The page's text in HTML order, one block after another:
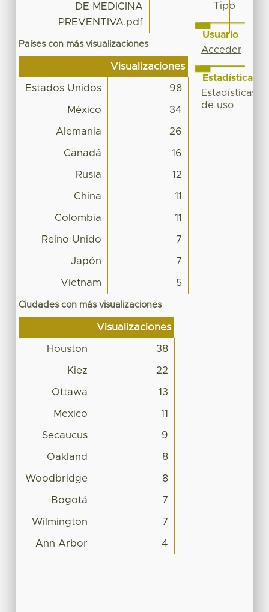
DE MEDICINA
PREVENTIVA.pdf
Países con más visualizaciones
Visualizaciones
Estados Unidos 98
México 34
Alemania 26
Canadá 16
Rusia 12
China 11
Colombia 11
Reino Unido 7
Japón 7
Vietnam 5
Ciudades con más visualizaciones
Visualizaciones
Houston 38
Kiez 22
Ottawa 13
Mexico 11
Secaucus 9
Oakland 8
Woodbridge 8
Bogotá 7
Wilmington 7
Ann Arbor 4
Tipo
Usuario
Acceder
Estadísticas
Estadísticas
de uso